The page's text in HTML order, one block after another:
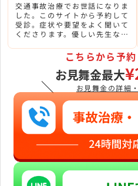
交通事故治療でお世話になりま
した。このサイトから予約して
受診。症状や要望をよく聞いて
くださります。優しい先生なの
けて良かったです。
＼
こちらから予
お見舞金最大
お見舞金の詳細